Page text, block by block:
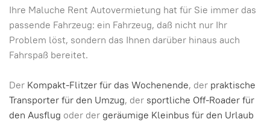
Ihre Maluche Rent Autovermietung hat für Sie immer das
passende Fahrzeug: ein Fahrzeug, daß nicht nur Ihr
Problem löst, sondern das Ihnen darüber hinaus auch
Fahrspaß bereitet.
Der Kompakt-Flitzer für das Wochenende, der praktische
Transporter für den Umzug, der sportliche Off-Roader für
den Ausflug oder der geräumige Kleinbus für den Urlaub